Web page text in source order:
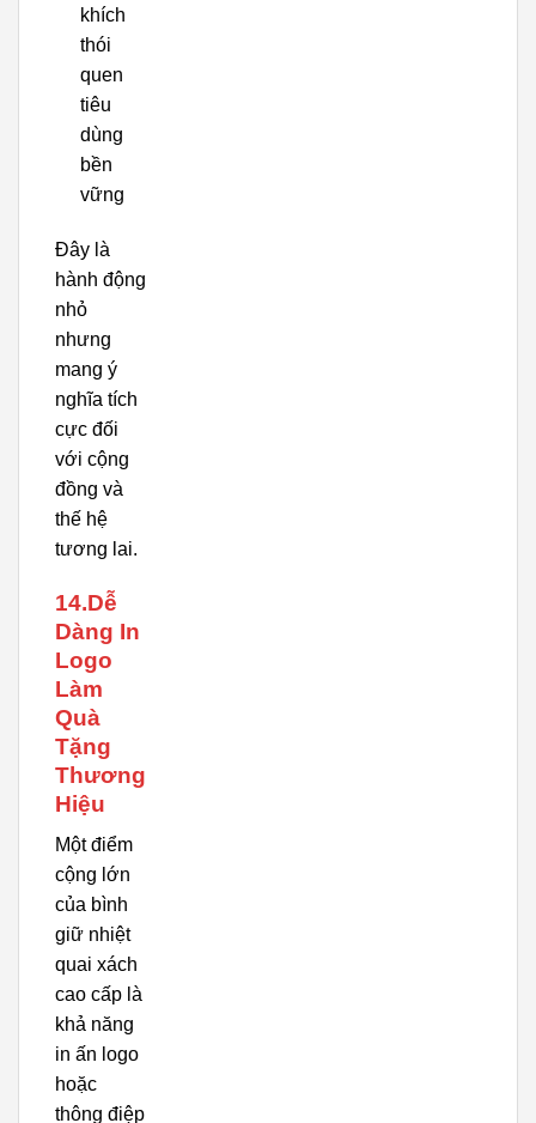
khích
thói
quen
tiêu
dùng
bền
vững
Đây là
hành động
nhỏ
nhưng
mang ý
nghĩa tích
cực đối
với cộng
đồng và
thế hệ
tương lai.
14.Dễ
Dàng In
Logo
Làm
Quà
Tặng
Thương
Hiệu
Một điểm
cộng lớn
của bình
giữ nhiệt
quai xách
cao cấp là
khả năng
in ấn logo
hoặc
thông điệp